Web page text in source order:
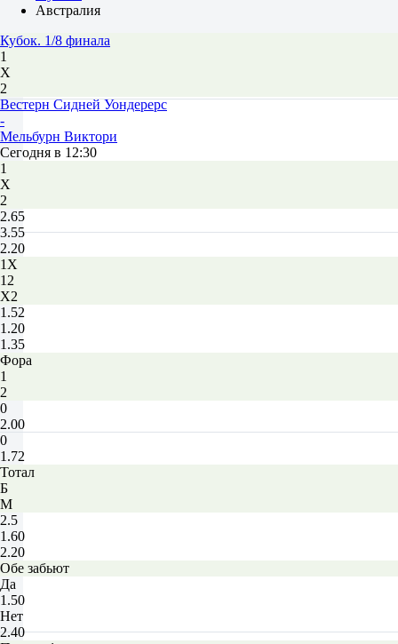
Австралия
Кубок. 1/8 финала
1
Х
2
Вестерн Сидней Уондерерс
-
Мельбурн Виктори
Сегодня в 12:30
1
Х
2
2.65
3.55
2.20
1X
12
X2
1.52
1.20
1.35
Фора
1
2
0
2.00
0
1.72
Тотал
Б
М
2.5
1.60
2.20
Обе забьют
Да
1.50
Нет
2.40